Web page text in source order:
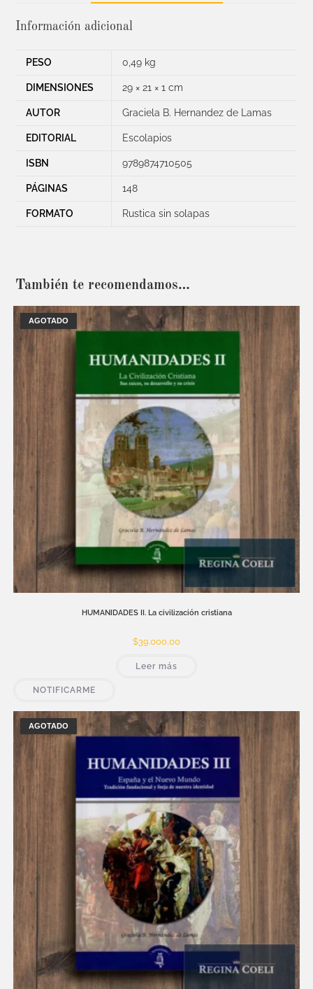
Información adicional
PESO 0,49 kg
DIMENSIONES 29 × 21 × 1 cm
AUTOR Graciela B. Hernandez de Lamas
EDITORIAL Escolapios
ISBN 9789874710505
PÁGINAS 148
FORMATO Rustica sin solapas
También te recomendamos…
AGOTADO
HUMANIDADES II. La civilización cristiana
$39.000,00
Leer más
NOTIFICARME
AGOTADO